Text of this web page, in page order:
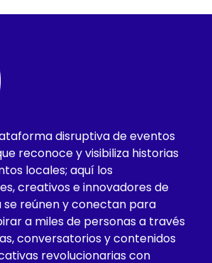
disruptiva de eventos
reconoce y visibiliza historias
locales; aquí los
creativos e innovadores de
se reúnen y conectan para
a miles de personas a través
conversatorios y contenidos
revolucionarias con